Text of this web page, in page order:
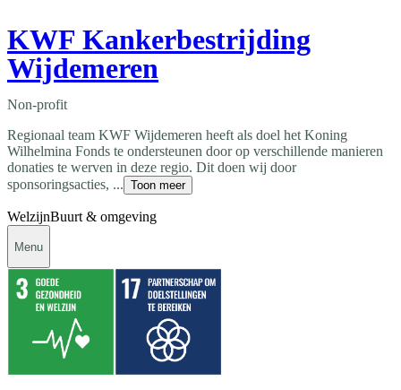
KWF Kankerbestrijding
Wijdemeren
Non-profit
Regionaal team KWF Wijdemeren heeft als doel het Koning
Wilhelmina Fonds te ondersteunen door op verschillende manieren
donaties te werven in deze regio. Dit doen wij door
sponsoringsacties, ... Toon meer
WelzijnBuurt & omgeving
Menu